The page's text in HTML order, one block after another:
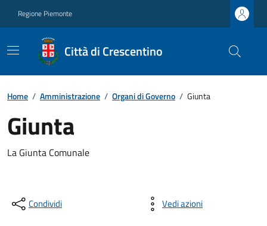
Regione Piemonte
Città di Crescentino
Home / Amministrazione / Organi di Governo / Giunta
Giunta
La Giunta Comunale
Condividi Vedi azioni